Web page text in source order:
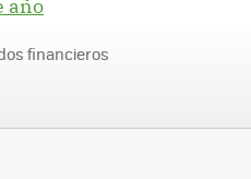
año
financieros